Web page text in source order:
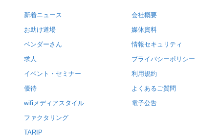
新着ニュース
お助け道場
ベンダーさん
求人
イベント・セミナー
優待
wifiメディアスタイル
ファクタリング
TARIP
会社概要
媒体資料
情報セキュリティ
プライバシーポリシー
利用規約
よくあるご質問
電子公告